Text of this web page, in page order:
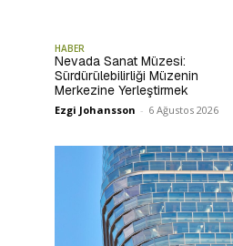
HABER
Nevada Sanat Müzesi:
Sürdürülebilirliği Müzenin
Merkezine Yerleştirmek
Ezgi Johansson - 6 Ağustos 2026